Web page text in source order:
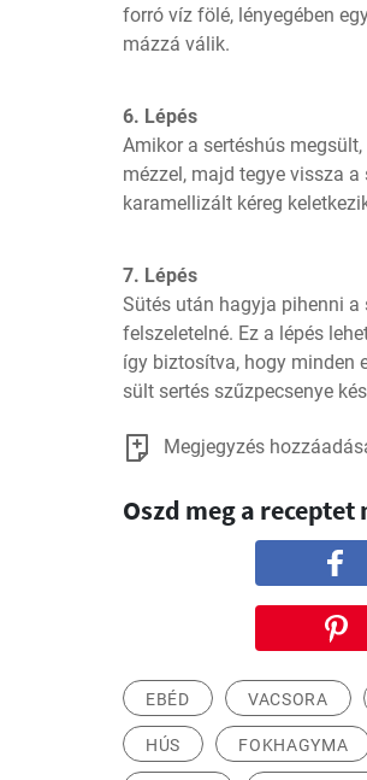
forró víz fölé, lényegében
mázzá válik.
6. Lépés
Amikor a sertéshús
mézzel, majd tegye vissza
karamellizált kéreg
7. Lépés
Sütés után hagyja pihenni
felszeletelné. Ez a lépés
így biztosítva, hogy minden
sült sertés szűzpecsenye
Megjegyzés
Oszd meg a
EBÉD VACSORA
HÚS FOKHAGYMA